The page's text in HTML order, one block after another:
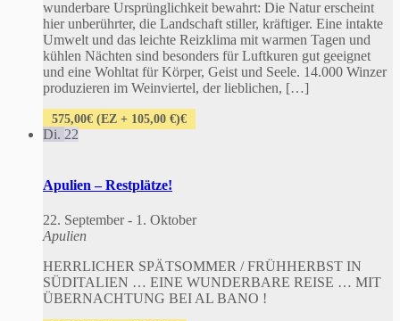
wunderbare Ursprünglichkeit bewahrt: Die Natur erscheint
hier unberührter, die Landschaft stiller, kräftiger. Eine intakte
Umwelt und das leichte Reizklima mit warmen Tagen und
kühlen Nächten sind besonders für Luftkuren gut geeignet
und eine Wohltat für Körper, Geist und Seele. 14.000 Winzer
produzieren im Weinviertel, der lieblichen, […]
575,00€ (EZ + 105,00 €)€
Di. 22
Apulien – Restplätze!
22. September- 1. Oktober
Apulien
HERRLICHER SPÄTSOMMER / FRÜHHERBST IN
SÜDITALIEN … EINE WUNDERBARE REISE … MIT
ÜBERNACHTUNG BEI AL BANO !